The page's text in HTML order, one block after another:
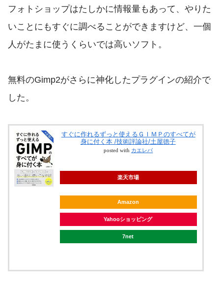
フォトショップはたしかに情報量もあって、やりた
いことにもすぐに調べることができますけど、一個
人がたまに使うくらいでは高いソフト。
無料のGimp2がさらに神化したプラグインの紹介で
した。
すぐに作れるずっと使えるＧＩＭＰのすべてが
身に付く本 /技術評論社/土屋徳子
posted with カエレバ
楽天市場
Amazon
Yahooショッピング
7net